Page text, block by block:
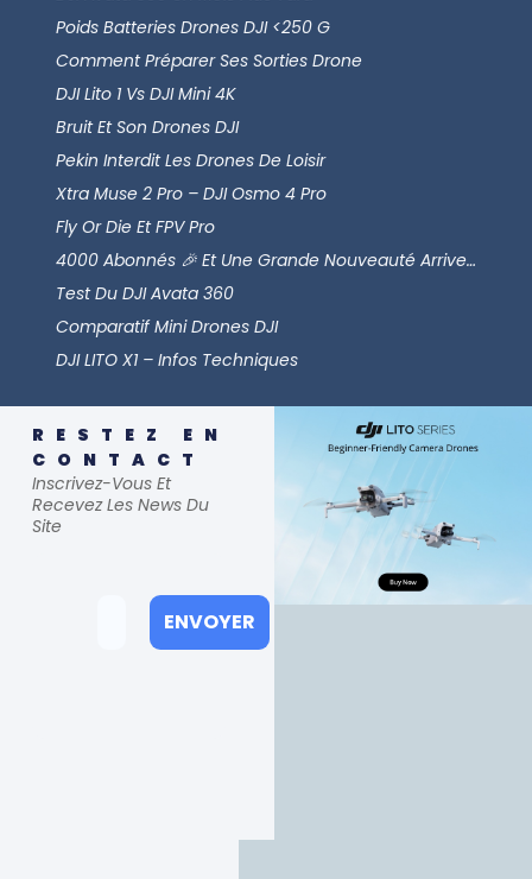
Poids Batteries Drones DJI <250 G
Comment Préparer Ses Sorties Drone
DJI Lito 1 Vs DJI Mini 4K
Bruit Et Son Drones DJI
Pekin Interdit Les Drones De Loisir
Xtra Muse 2 Pro – DJI Osmo 4 Pro
Fly Or Die Et FPV Pro
4000 Abonnés 🎉 Et Une Grande Nouveauté Arrive…
Test Du DJI Avata 360
Comparatif Mini Drones DJI
DJI LITO X1 – Infos Techniques
RESTEZ EN
CONTACT
Inscrivez-Vous Et
Recevez Les News Du
Site